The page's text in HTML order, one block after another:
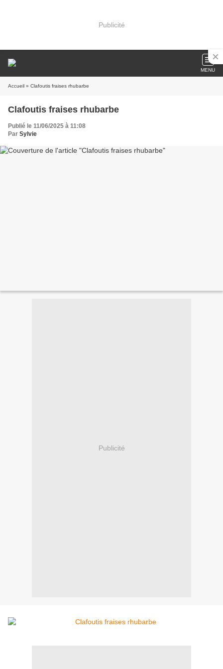
Publicité
MENU
Accueil » Clafoutis fraises rhubarbe
Clafoutis fraises rhubarbe
Publié le 11/06/2025 à 11:08
Par Sylvie
Publicité